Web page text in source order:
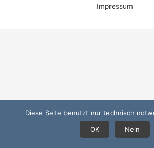
Impressum
Diese Seite benutzt nur technisch
OK
Nein